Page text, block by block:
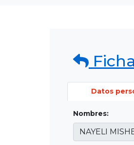
Datos
Nombres: